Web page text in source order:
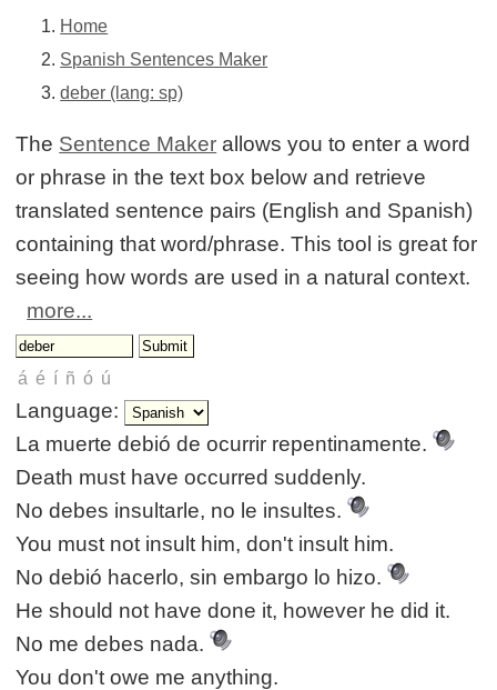
Home
Spanish Sentences Maker
deber (lang: sp)
The Sentence Maker allows you to enter a word
or phrase in the text box below and retrieve
translated sentence pairs (English and Spanish)
containing that word/phrase. This tool is great for
seeing how words are used in a natural context.
more...
Language:
La muerte debió de ocurrir repentinamente.
Death must have occurred suddenly.
No debes insultarle, no le insultes.
You must not insult him, don't insult him.
No debió hacerlo, sin embargo lo hizo.
He should not have done it, however he did it.
No me debes nada.
You don't owe me anything.